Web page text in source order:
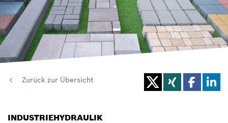
Zurück zur Übersicht
INDUSTRIEHYDRAULIK